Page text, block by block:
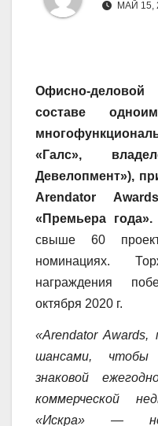
МАЙ 15,
Офисно-деловой
составе
«Галс»,
Девелопмент»),
Arendator
Awards
«Премьера года».
свыше 60
номинациях.
награждения
октября 2020 г.
«ArendatorAwards,
шансами, чтобы
знаковой
коммерческой
«Искра» —